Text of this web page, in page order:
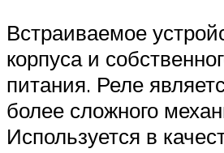
Встраиваемое
корпуса и
питания. Реле
более сложного
Используется в